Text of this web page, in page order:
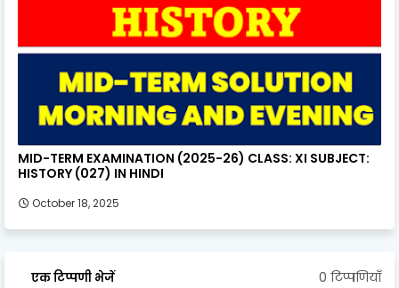
MID-TERM EXAMINATION (2025-26) CLASS: XI SUBJECT:
HISTORY (027) IN HINDI
October 18, 2025
एक टिप्पणी भेजें 0 टिप्पणियाँ